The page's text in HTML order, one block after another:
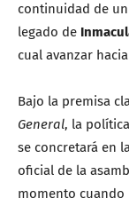
continuidad de
legado de
cual avanzar
Bajo la premisa
General, la
se concretará en
oficial de la
momento cuando